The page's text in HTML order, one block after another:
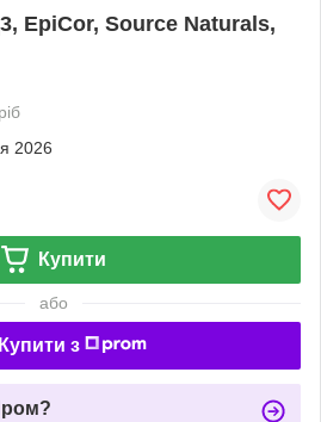
EpiCor, Source Naturals,
2026
Купити
або
Купити з